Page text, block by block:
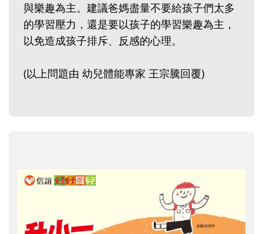
與樂趣為主。建議爸媽盡量不要給孩子們太多
的學習壓力，還是要以孩子的學習樂趣為主，
以免造成孩子排斥、反感的心理。
(以上問題由 幼兒體能專家 王宗騰回覆)